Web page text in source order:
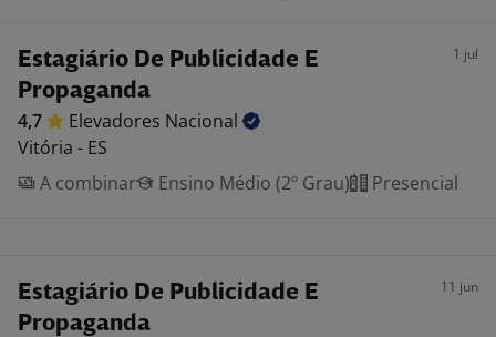
Estagiário De Publicidade E
Propaganda
1 jul
4,7 Elevadores Nacional
Vitória - ES
A combinar
Ensino Médio (2º Grau) Presencial
Estagiário De Publicidade E
Propaganda
11 jun